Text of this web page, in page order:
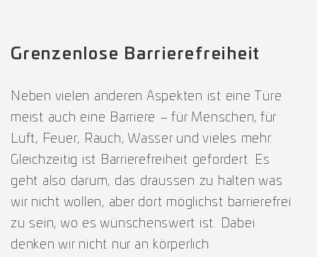
Grenzenlose Barrierefreiheit
Neben vielen anderen Aspekten ist eine Türe
meist auch eine Barriere – für Menschen, für
Luft, Feuer, Rauch, Wasser und vieles mehr.
Gleichzeitig ist Barrierefreiheit gefordert. Es
geht also darum, das draussen zu halten was
wir nicht wollen, aber dort möglichst barrierefrei
zu sein, wo es wünschenswert ist. Dabei
denken wir nicht nur an körperlich